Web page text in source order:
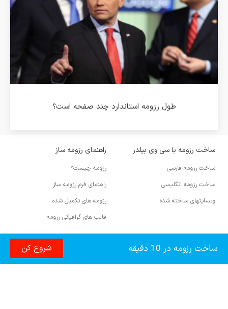
طول رزومه استاندارد چند صفحه است؟
ساخت رزومه در 10 دقیقه شروع کن
ساخت رزومه با سی وی بیلدر
ساخت رزومه فارسی
ساخت رزومه انگلیسی
وبسایتهای ساخته شده
راهنمای رزومه ساز
رزومه چیست؟
راهنمای فرم رزومه ساز
رزومه های تکمیل شده
قالب های گرافیکی رزومه